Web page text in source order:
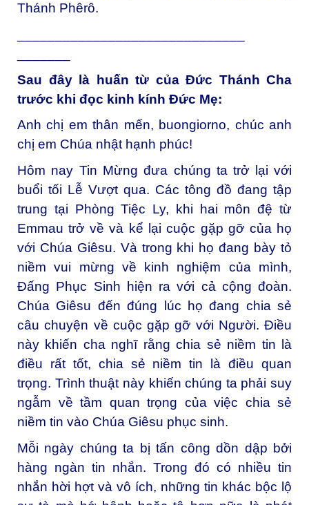
Thánh Phêrô.
Sau đây là huấn từ của Đức Thánh Cha
trước khi đọc kinh kính Đức Mẹ:
Anh chị em thân mến, buongiorno, chúc anh
chị em Chúa nhật hạnh phúc!
Hôm nay Tin Mừng đưa chúng ta trở lại với
buổi tối Lễ Vượt qua. Các tông đồ đang tập
trung tại Phòng Tiệc Ly, khi hai môn đệ từ
Emmau trở về và kể lại cuộc gặp gỡ của họ
với Chúa Giêsu. Và trong khi họ đang bày tỏ
niềm vui mừng về kinh nghiệm của mình,
Đấng Phục Sinh hiện ra với cả cộng đoàn.
Chúa Giêsu đến đúng lúc họ đang chia sẻ
câu chuyện về cuộc gặp gỡ với Người. Điều
này khiến cha nghĩ rằng chia sẻ niềm tin là
điều rất tốt, chia sẻ niềm tin là điều quan
trọng. Trình thuật này khiến chúng ta phải suy
ngẫm về tầm quan trọng của việc chia sẻ
niềm tin vào Chúa Giêsu phục sinh.
Mỗi ngày chúng ta bị tấn công dồn dập bởi
hàng ngàn tin nhắn. Trong đó có nhiều tin
nhắn hời hợt và vô ích, những tin khác bộc lộ